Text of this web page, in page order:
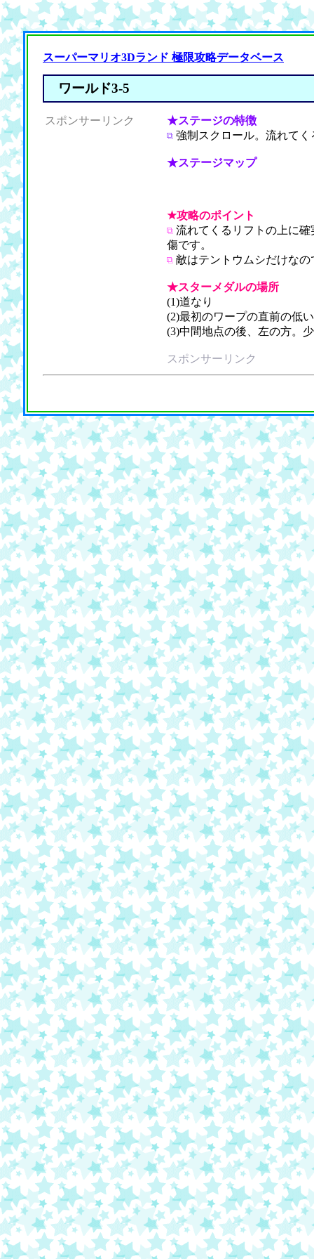
スーパーマリオ3Dランド 極限攻略データベース
ワールド3-5
スポンサーリンク
★ステージの特徴
強制スクロール。流れて
★ステージマップ
★攻略のポイント
流れてくるリフトの上に
傷です。
敵はテントウムシだけな
★スターメダルの場所
(1)道なり
(2)最初のワープの直前の低
(3)中間地点の後、左の方。
スポンサーリンク